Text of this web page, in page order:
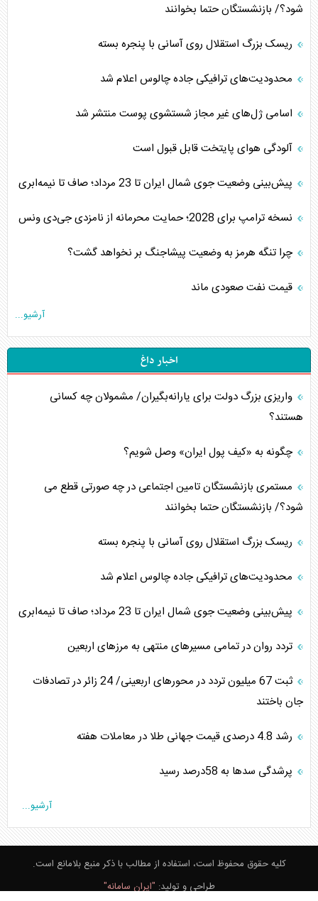
شود؟/ بازنشستگان حتما بخوانند
ریسک بزرگ استقلال روی آسانی با پنجره بسته
محدودیت‌های ترافیکی جاده چالوس اعلام شد
اسامی ژل‌های غیر مجاز شستشوی پوست منتشر شد
آلودگی هوای پایتخت قابل قبول است
پیش‌بینی وضعیت جوی شمال ایران تا 23 مرداد‌؛ صاف تا نیمه‌ابری
نسخه ترامپ برای 2028؛ حمایت محرمانه از نامزدی جی‌دی ونس
چرا تنگه هرمز به وضعیت پیشاجنگ بر نخواهد گشت؟
قیمت نفت صعودی ماند
آرشیو...
اخبار داغ
واریزی بزرگ دولت برای یارانه‌بگیران/ مشمولان چه کسانی
هستند؟
چگونه به «کیف پول ایران» وصل شویم؟
مستمری بازنشستگان تامین اجتماعی در چه صورتی قطع می
شود؟/ بازنشستگان حتما بخوانند
ریسک بزرگ استقلال روی آسانی با پنجره بسته
محدودیت‌های ترافیکی جاده چالوس اعلام شد
پیش‌بینی وضعیت جوی شمال ایران تا 23 مرداد‌؛ صاف تا نیمه‌ابری
تردد روان در تمامی مسیرهای منتهی به مرزهای اربعین
‌‌ثبت 67 میلیون تردد در محورهای اربعینی/ 24 زائر در تصادفات
جان باختند
رشد 4.8 درصدی قیمت جهانی طلا در معاملات هفته
پرشدگی سدها به 58درصد رسید
آرشیو...
کلیه حقوق محفوظ است، استفاده از مطالب با ذکر منبع بلامانع است.
طراحی و تولید: "ایران سامانه"